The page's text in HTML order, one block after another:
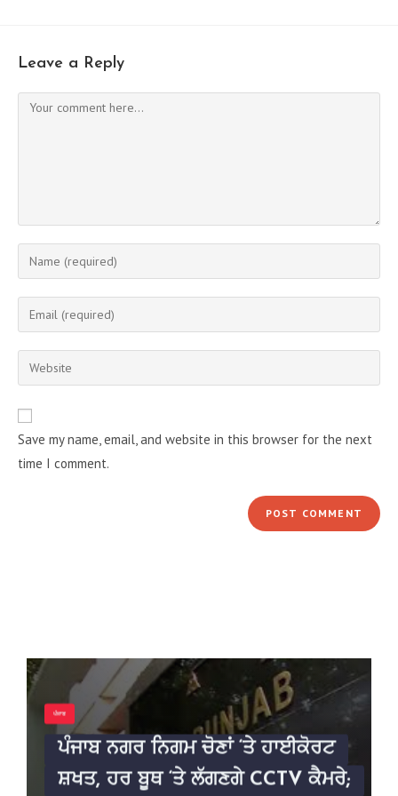
Leave a Reply
Save my name, email, and website in this browser for the next
time I comment.
ਪੰਜਾਬ
ਪੰਜਾਬ ਨਗਰ ਨਿਗਮ ਚੋਣਾਂ ‘ਤੇ ਹਾਈਕੋਰਟ
ਸ਼ਖਤ, ਹਰ ਬੂਥ ‘ਤੇ ਲੱਗਣਗੇ CCTV ਕੈਮਰੇ;